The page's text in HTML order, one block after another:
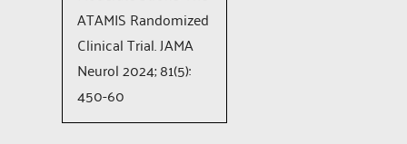
ATAMIS Randomized
Clinical Trial. JAMA
Neurol 2024; 81(5):
450-60